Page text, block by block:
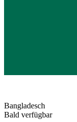
Bangladesch
Bald verfügbar